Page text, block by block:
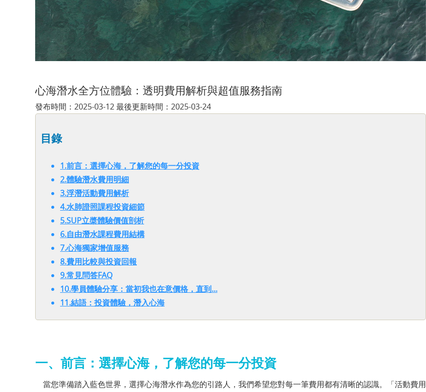
心海潛水全方位體驗：透明費用解析與超值服務指南
發布時間：2025-03-12 最後更新時間：2025-03-24
目錄
1.前言：選擇心海，了解您的每一分投資
2.體驗潛水費用明細
3.浮潛活動費用解析
4.水肺證照課程投資細節
5.SUP立槳體驗價值剖析
6.自由潛水課程費用結構
7.心海獨家增值服務
8.費用比較與投資回報
9.常見問答FAQ
10.學員體驗分享：當初我也在意價格，直到...
11.結語：投資體驗，潛入心海
一、前言：選擇心海，了解您的每一分投資
當您準備踏入藍色世界，選擇心海潛水作為您的引路人，我們希望您對每一筆費用都有清晰的認識。「活動費用